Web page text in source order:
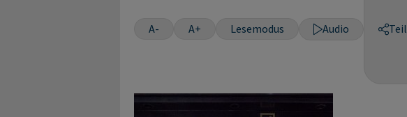
A- A+ Lesemodus Audio